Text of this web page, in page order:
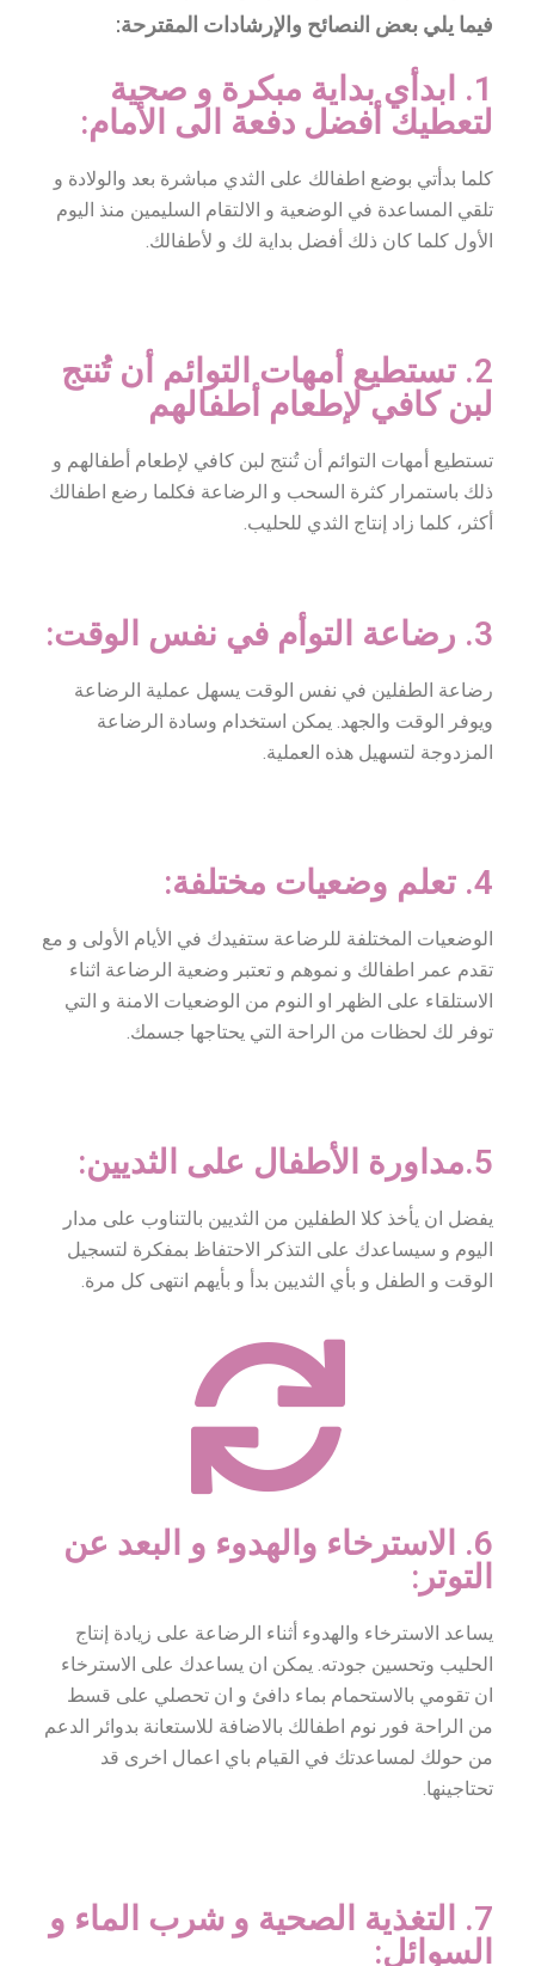
فيما يلي بعض النصائح والإرشادات المقترحة:
1. ابدأي بداية مبكرة و صحية
لتعطيك أفضل دفعة الى الأمام:
كلما بدأتي بوضع اطفالك على الثدي مباشرة بعد والولادة و
تلقي المساعدة في الوضعية و الالتقام السليمين منذ اليوم
الأول كلما كان ذلك أفضل بداية لك و لأطفالك.
2. تستطيع أمهات التوائم أن تُنتج
لبن كافي لإطعام أطفالهم
تستطيع أمهات التوائم أن تُنتج لبن كافي لإطعام أطفالهم​ و
ذلك باستمرار كثرة السحب و الرضاعة فكلما رضع اطفالك
أكثر، كلما زاد إنتاج الثدي للحليب.
3. رضاعة التوأم في نفس الوقت:
رضاعة الطفلين في نفس الوقت يسهل عملية الرضاعة
ويوفر الوقت والجهد. يمكن استخدام وسادة الرضاعة
المزدوجة لتسهيل هذه العملية.
4. تعلم وضعيات مختلفة:
الوضعيات المختلفة للرضاعة ستفيدك في الأيام الأولى و مع
تقدم عمر اطفالك و نموهم و تعتبر وضعية الرضاعة اثناء
الاستلقاء على الظهر او النوم من الوضعيات الامنة و التي
توفر لك لحظات من الراحة التي يحتاجها جسمك.
5.مداورة الأطفال على الثديين:
يفضل ان يأخذ كلا الطفلين من الثديين بالتناوب على مدار
اليوم و سيساعدك على التذكر الاحتفاظ بمفكرة لتسجيل
الوقت و الطفل و بأي الثديين بدأ و بأيهم انتهى كل مرة.
6. الاسترخاء والهدوء و البعد عن
التوتر:
يساعد الاسترخاء والهدوء أثناء الرضاعة على زيادة إنتاج
الحليب وتحسين جودته. يمكن ان يساعدك على الاسترخاء
ان تقومي بالاستحمام بماء دافئ و ان تحصلي على قسط
من الراحة فور نوم اطفالك بالاضافة للاستعانة بدوائر الدعم
من حولك لمساعدتك في القيام باي اعمال اخرى قد
تحتاجينها.
7. التغذية الصحية و شرب الماء و
السوائل: